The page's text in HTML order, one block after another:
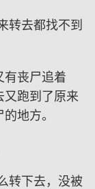
转去都找不到
有丧尸追着
又跑到了原来
地方。
转下去，没被